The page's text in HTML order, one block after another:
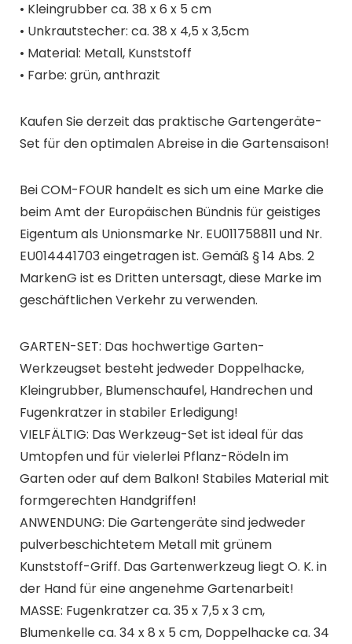
• Kleingrubber ca. 38 x 6 x 5 cm
• Unkrautstecher: ca. 38 x 4,5 x 3,5cm
• Material: Metall, Kunststoff
• Farbe: grün, anthrazit
Kaufen Sie derzeit das praktische Gartengeräte-
Set für den optimalen Abreise in die Gartensaison!
Bei COM-FOUR handelt es sich um eine Marke die
beim Amt der Europäischen Bündnis für geistiges
Eigentum als Unionsmarke Nr. EU011758811 und Nr.
EU014441703 eingetragen ist. Gemäß § 14 Abs. 2
MarkenG ist es Dritten untersagt, diese Marke im
geschäftlichen Verkehr zu verwenden.
GARTEN-SET: Das hochwertige Garten-
Werkzeugset besteht jedweder Doppelhacke,
Kleingrubber, Blumenschaufel, Handrechen und
Fugenkratzer in stabiler Erledigung!
VIELFÄLTIG: Das Werkzeug-Set ist ideal für das
Umtopfen und für vielerlei Pflanz-Rödeln im
Garten oder auf dem Balkon! Stabiles Material mit
formgerechten Handgriffen!
ANWENDUNG: Die Gartengeräte sind jedweder
pulverbeschichtetem Metall mit grünem
Kunststoff-Griff. Das Gartenwerkzeug liegt O. K. in
der Hand für eine angenehme Gartenarbeit!
MASSE: Fugenkratzer ca. 35 x 7,5 x 3 cm,
Blumenkelle ca. 34 x 8 x 5 cm, Doppelhacke ca. 34